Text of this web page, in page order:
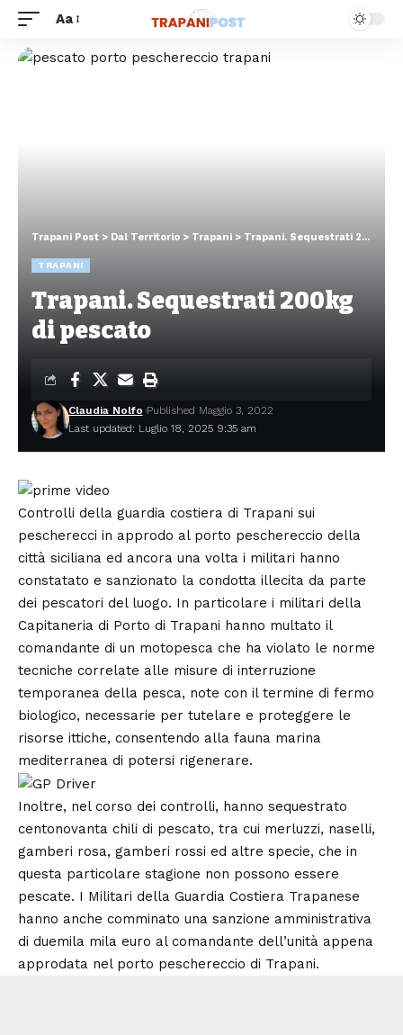
Aa
Trapani Post > Dal Territorio > Trapani > Trapani. Sequestrati 200kg di pescato
TRAPANI
Trapani. Sequestrati 200kg
di pescato
Last updated: Luglio 18, 2025 9:35 am
Claudia Nolfo Published Maggio 3, 2022
Controlli della guardia costiera di Trapani sui
pescherecci in approdo al porto peschereccio della
città siciliana ed ancora una volta i militari hanno
constatato e sanzionato la condotta illecita da parte
dei pescatori del luogo. In particolare i militari della
Capitaneria di Porto di Trapani hanno multato il
comandante di un motopesca che ha violato le norme
tecniche correlate alle misure di interruzione
temporanea della pesca, note con il termine di fermo
biologico, necessarie per tutelare e proteggere le
risorse ittiche, consentendo alla fauna marina
mediterranea di potersi rigenerare.
Inoltre, nel corso dei controlli, hanno sequestrato
centonovanta chili di pescato, tra cui merluzzi, naselli,
gamberi rosa, gamberi rossi ed altre specie, che in
questa particolare stagione non possono essere
pescate. I Militari della Guardia Costiera Trapanese
hanno anche comminato una sanzione amministrativa
di duemila mila euro al comandante dell’unità appena
approdata nel porto peschereccio di Trapani.